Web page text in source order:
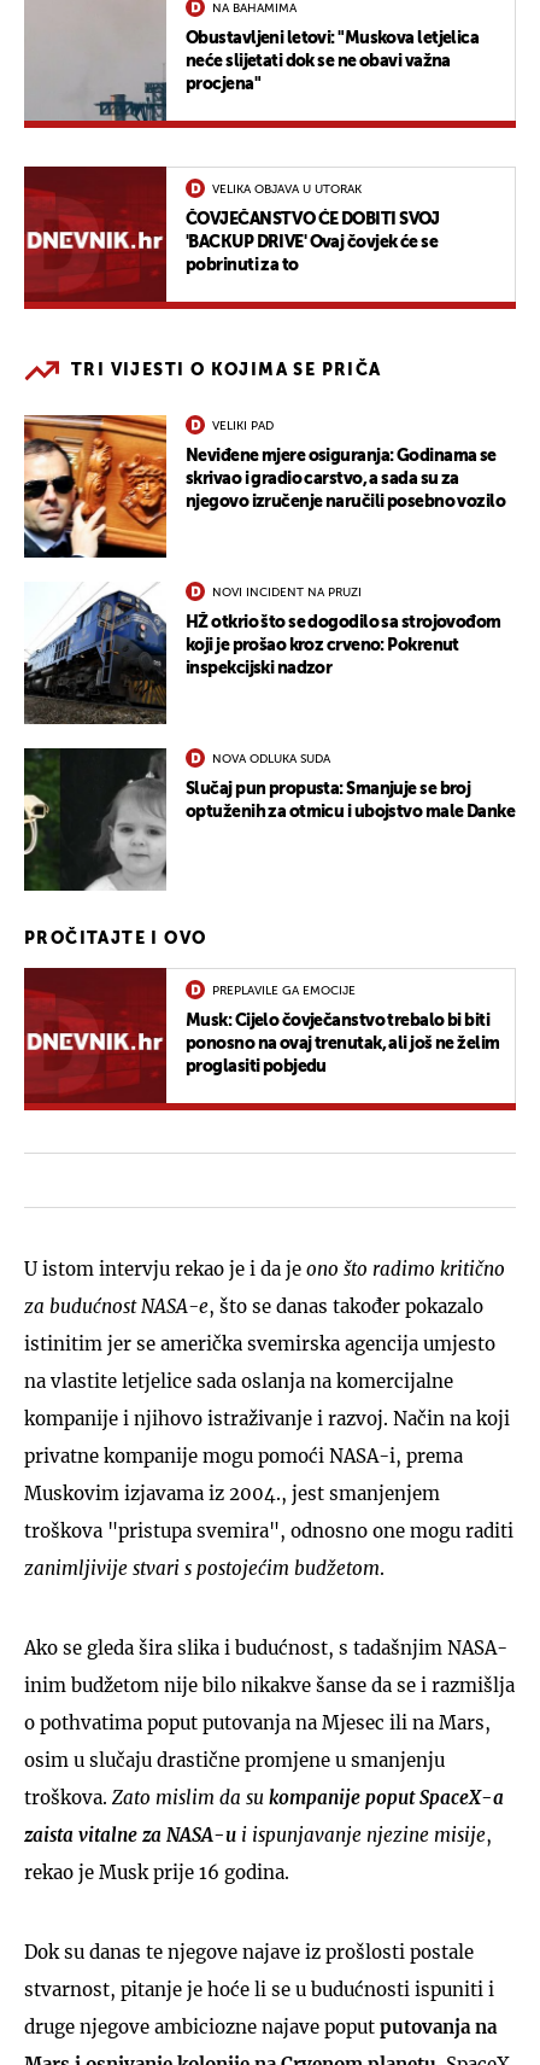
NA BAHAMIMA
Obustavljeni letovi: "Muskova letjelica
neće slijetati dok se ne obavi važna
procjena"
VELIKA OBJAVA U UTORAK
ČOVJEČANSTVO ĆE DOBITI SVOJ
'BACKUP DRIVE' Ovaj čovjek će se
pobrinuti za to
TRI VIJESTI O KOJIMA SE PRIČA
VELIKI PAD
Neviđene mjere osiguranja: Godinama se
skrivao i gradio carstvo, a sada su za
njegovo izručenje naručili posebno vozilo
NOVI INCIDENT NA PRUZI
HŽ otkrio što se dogodilo sa strojovođom
koji je prošao kroz crveno: Pokrenut
inspekcijski nadzor
NOVA ODLUKA SUDA
Slučaj pun propusta: Smanjuje se broj
optuženih za otmicu i ubojstvo male Danke
PROČITAJTE I OVO
PREPLAVILE GA EMOCIJE
Musk: Cijelo čovječanstvo trebalo bi biti
ponosno na ovaj trenutak, ali još ne želim
proglasiti pobjedu
U istom intervju rekao je i da je ono što radimo kritično
za budućnost NASA-e, što se danas također pokazalo
istinitim jer se američka svemirska agencija umjesto
na vlastite letjelice sada oslanja na komercijalne
kompanije i njihovo istraživanje i razvoj. Način na koji
privatne kompanije mogu pomoći NASA-i, prema
Muskovim izjavama iz 2004., jest smanjenjem
troškova "pristupa svemira", odnosno one mogu raditi
zanimljivije stvari s postojećim budžetom.
Ako se gleda šira slika i budućnost, s tadašnjim NASA-
inim budžetom nije bilo nikakve šanse da se i razmišlja
o pothvatima poput putovanja na Mjesec ili na Mars,
osim u slučaju drastične promjene u smanjenju
troškova. Zato mislim da su kompanije poput SpaceX-a
zaista vitalne za NASA-u i ispunjavanje njezine misije,
rekao je Musk prije 16 godina.
Dok su danas te njegove najave iz prošlosti postale
stvarnost, pitanje je hoće li se u budućnosti ispuniti i
druge njegove ambiciozne najave poput putovanja na